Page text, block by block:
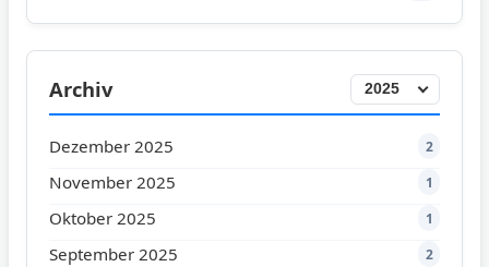
Archiv
Dezember 2025 2
November 2025 1
Oktober 2025 1
September 2025 2